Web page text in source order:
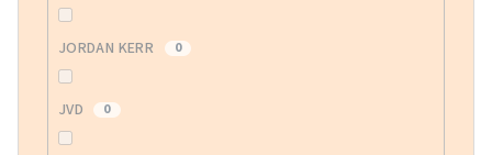
JORDAN KERR 0
JVD 0